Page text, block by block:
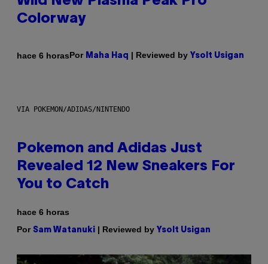
Colorway
hace 6 horasPor Maha Haq | Reviewed by Ysolt Usigan
VIA POKEMON/ADIDAS/NINTENDO
Pokemon and Adidas Just
Revealed 12 New Sneakers For
You to Catch
hace 6 horas
Por Sam Watanuki | Reviewed by Ysolt Usigan